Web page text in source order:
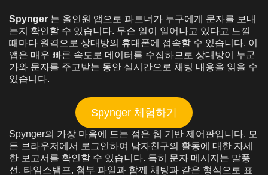
Spynger 는 올인원 앱으로 파트너가 누구에게 문자를 보내
는지 확인할 수 있습니다. 무슨 일이 일어나고 있다고 느낄
때마다 원격으로 상대방의 휴대폰에 접속할 수 있습니다. 이
앱은 매우 빠른 속도로 데이터를 수집하므로 상대방이 누군
가와 문자를 주고받는 동안 실시간으로 채팅 내용을 읽을 수
있습니다.
Spynger 체험하기
Spynger의 가장 마음에 드는 점은 웹 기반 제어판입니다. 모
든 브라우저에서 로그인하여 남자친구의 활동에 대한 자세
한 보고서를 확인할 수 있습니다. 특히 문자 메시지는 말풍
선, 타임스탬프, 첨부 파일과 함께 채팅과 같은 형식으로 표